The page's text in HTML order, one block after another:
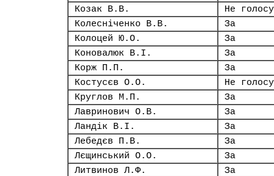
Козак В.В.
Не
Колесніченко В.В.
За
Колоцей Ю.О.
За
Коновалюк В.І.
За
Корж П.П.
За
Костусєв О.О.
Не
Круглов М.П.
За
Лавринович О.В.
За
Ландік В.І.
За
Лебедєв П.В.
За
Лєщинський О.О.
За
Литвинов Л.Ф.
За